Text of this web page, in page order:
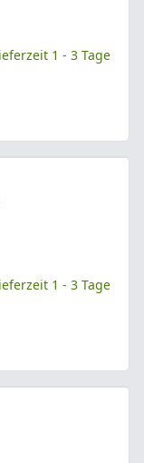
1 - 3 Tage
1 - 3 Tage